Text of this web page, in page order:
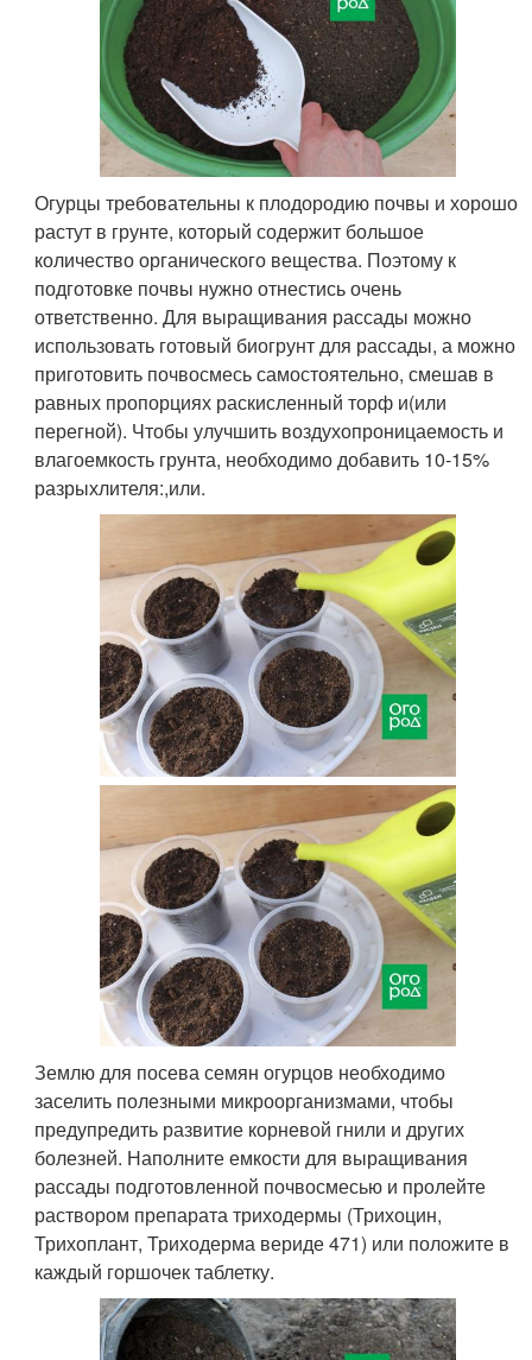
Огурцы требовательны к плодородию почвы и хорошо
растут в грунте, который содержит большое
количество органического вещества. Поэтому к
подготовке почвы нужно отнестись очень
ответственно. Для выращивания рассады можно
использовать готовый биогрунт для рассады, а можно
приготовить почвосмесь самостоятельно, смешав в
равных пропорциях раскисленный торф и(или
перегной). Чтобы улучшить воздухопроницаемость и
влагоемкость грунта, необходимо добавить 10-15%
разрыхлителя:,или.
Землю для посева семян огурцов необходимо
заселить полезными микроорганизмами, чтобы
предупредить развитие корневой гнили и других
болезней. Наполните емкости для выращивания
рассады подготовленной почвосмесью и пролейте
раствором препарата триходермы (Трихоцин,
Трихоплант, Триходерма вериде 471) или положите в
каждый горшочек таблетку.